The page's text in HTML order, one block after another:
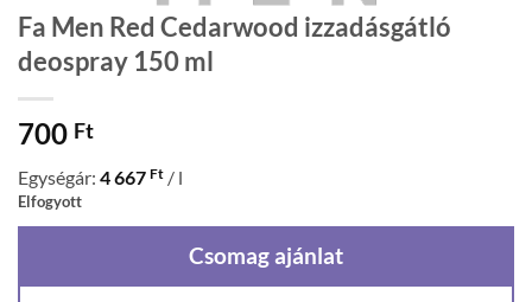
Fa Men Red Cedarwood izzadásgátló
deospray 150 ml
700 Ft
Egységár: 4 667 Ft / l
Elfogyott
Csomag ajánlat